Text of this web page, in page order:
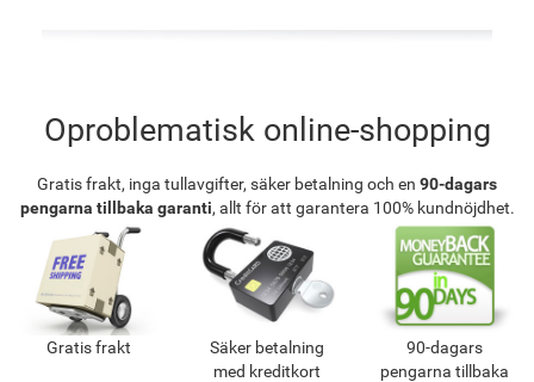
Oproblematisk online-shopping
Gratis frakt, inga tullavgifter, säker betalning och en 90-dagars
pengarna tillbaka garanti, allt för att garantera 100% kundnöjdhet.
Gratis frakt
Säker betalning
med kreditkort
90-dagars
pengarna tillbaka